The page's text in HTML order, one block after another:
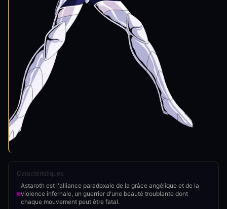
Caractéristiques
Astaroth est l'alliance paradoxale de la grâce angélique et de la
violence infernale, un guerrier d'une beauté troublante dont
chaque mouvement peut être fatal.